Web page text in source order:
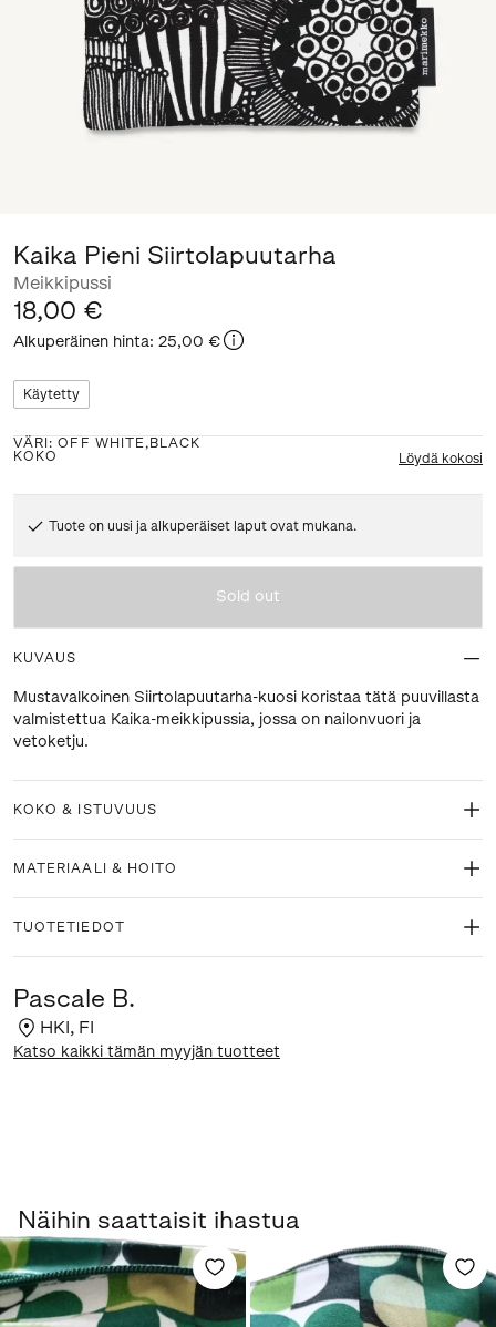
Kaika Pieni Siirtolapuutarha
Meikkipussi
18,00 €
Alkuperäinen hinta: 25,00 €
Käytetty
VÄRI :OFF WHITE,BLACK
KOKO
Löydä kokosi
Tuote on uusi ja alkuperäiset laput ovat mukana.
Sold out
KUVAUS
Mustavalkoinen Siirtolapuutarha-kuosi koristaa tätä puuvillasta
valmistettua Kaika-meikkipussia, jossa on nailonvuori ja
vetoketju.
KOKO & ISTUVUUS
MATERIAALI & HOITO
TUOTETIEDOT
Pascale B.
HKI, FI
Katso kaikki tämän myyjän tuotteet
Näihin saattaisit ihastua